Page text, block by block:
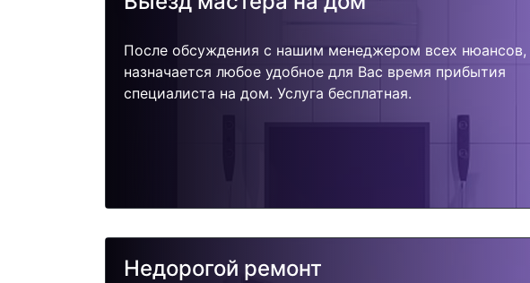
После обсуждения с нашим менеджером всех нюансов,
назначается любое удобное для Вас время прибытия
специалиста на дом. Услуга бесплатная.
Недорогой ремонт